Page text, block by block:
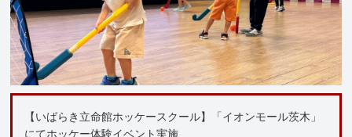
【いばらき立命館ホッケースクール】「イオンモール茨木」
にてホッケー体験イベント実施